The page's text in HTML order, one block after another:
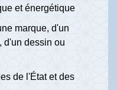
et énergétique
marque, d'un
d'un dessin ou
de l'État et des